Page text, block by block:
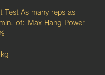
Test As many reps as
of: Max Hang Power